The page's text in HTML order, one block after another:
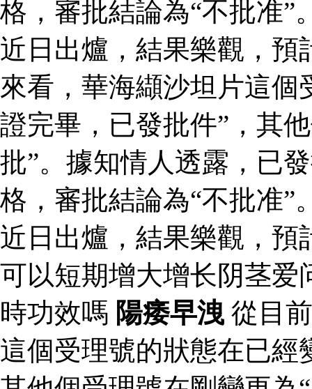
格，審批結論為“不批准”
近日出爐，結果樂觀，預
來看，華海纈沙坦片這個
證完畢，已發批件”，其
批”。據知情人透露，已
格，審批結論為“不批准”
近日出爐，結果樂觀，
可以短期增大增长阴茎爱
時功效嗎 陽痿早洩 從目
這個受理號的狀態在已經